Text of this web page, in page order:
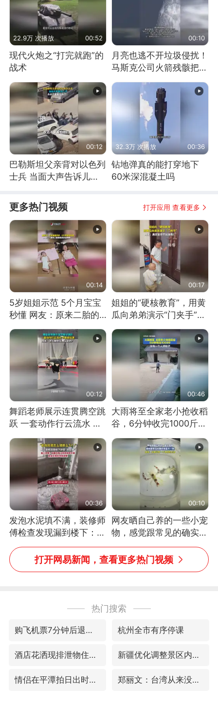
22.9万 次播放 00:52
现代火炮之“打完就跑”的
战术
00:10
月亮也逃不开垃圾侵扰！
马斯克公司火箭残骸把月
00:12
巴勒斯坦父亲背对以色列
士兵 当面大声告诉儿
32.3万 次播放 00:36
钻地弹真的能打穿地下
60米深混凝土吗
更多热门视频 打开应用 查看更多
00:14
5岁姐姐示范 5个月宝宝
秒懂 网友：原来二胎的
快乐长这样
00:17
姐姐的“硬核教育”，用黄
瓜向弟弟演示“门夹手”，
网友：果然言传不如身
教！
00:12
舞蹈老师展示连贯腾空跳
跃 一套动作行云流水 节
奏感拉满 网友：怎么做
到又舞又武的？
00:46
大雨将至全家老小抢收稻
谷，6分钟收完1000斤，
没有一个人掉链子
00:36
发泡水泥填不满，装修师
傅检查发现漏到楼下：出
风口未延伸到外墙
00:10
网友晒自己养的一些小宠
物，感觉跟常见的确实有
些不一样
打开网易新闻，查看更多热门视频
热门搜索
购飞机票7分钟后退票被扣2022元 杭州全市有序停课
酒店花洒现排泄物住客索赔遭拒 新疆优化调整景区内自驾服务费
情侣在平潭拍日出时坠崖致一死一伤 郑丽文：台湾从来没有“独立”过